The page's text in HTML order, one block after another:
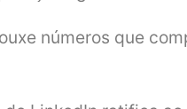
números que